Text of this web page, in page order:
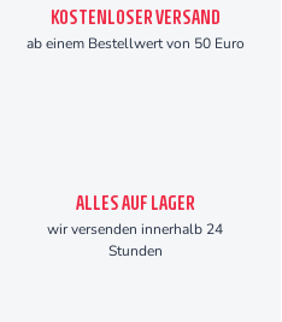
KOSTENLOSER VERSAND
ab einem Bestellwert von 50 Euro
ALLES AUF LAGER
wir versenden innerhalb 24
Stunden